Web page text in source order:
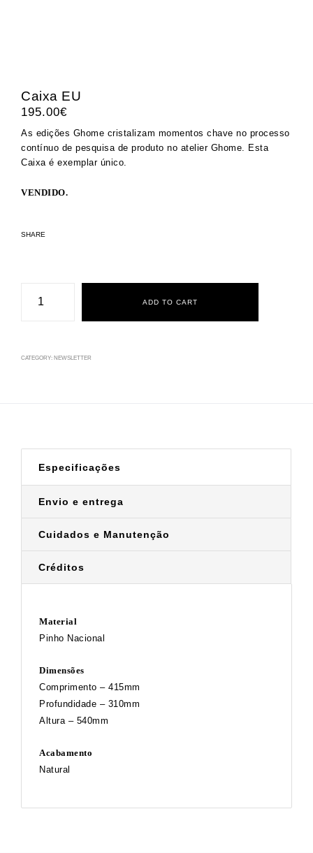
Caixa EU
195.00€
As edições Ghome cristalizam momentos chave no processo
contínuo de pesquisa de produto no atelier Ghome. Esta
Caixa é exemplar único.
VENDIDO.
SHARE
ADD TO CART
CATEGORY: NEWSLETTER
Especificações
Envio e entrega
Cuidados e Manutenção
Créditos
Material
Pinho Nacional
Dimensões
Comprimento – 415mm
Profundidade – 310mm
Altura – 540mm
Acabamento
Natural